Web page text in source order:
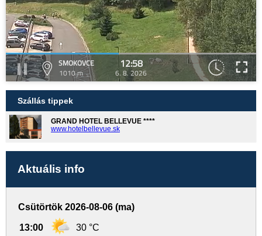
SMOKOVCE
1010 m
12:58
6. 8. 2026
Szállás tippek
GRAND HOTEL BELLEVUE ****
www.hotelbellevue.sk
Aktuális info
Csütörtök 2026-08-06 (ma)
13:00 30 °C